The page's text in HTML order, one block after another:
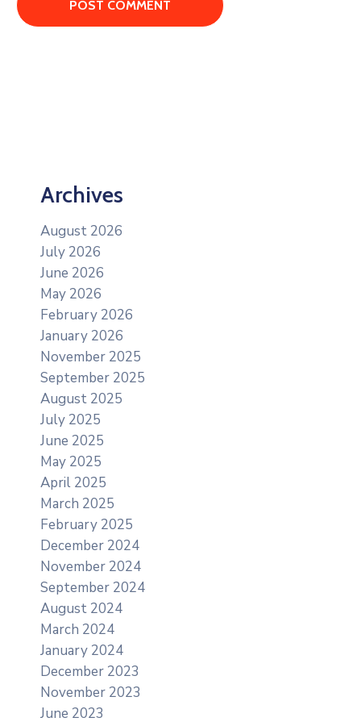
Archives
August 2026
July 2026
June 2026
May 2026
February 2026
January 2026
November 2025
September 2025
August 2025
July 2025
June 2025
May 2025
April 2025
March 2025
February 2025
December 2024
November 2024
September 2024
August 2024
March 2024
January 2024
December 2023
November 2023
June 2023